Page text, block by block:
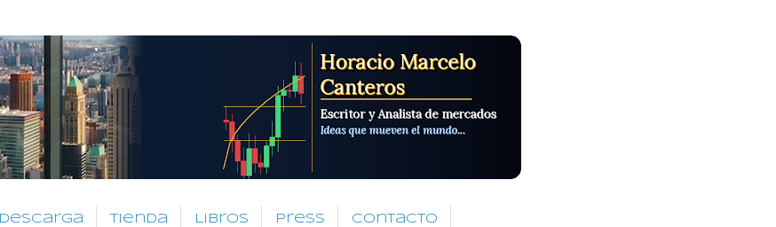
Descarga Tienda Libros Press Contacto